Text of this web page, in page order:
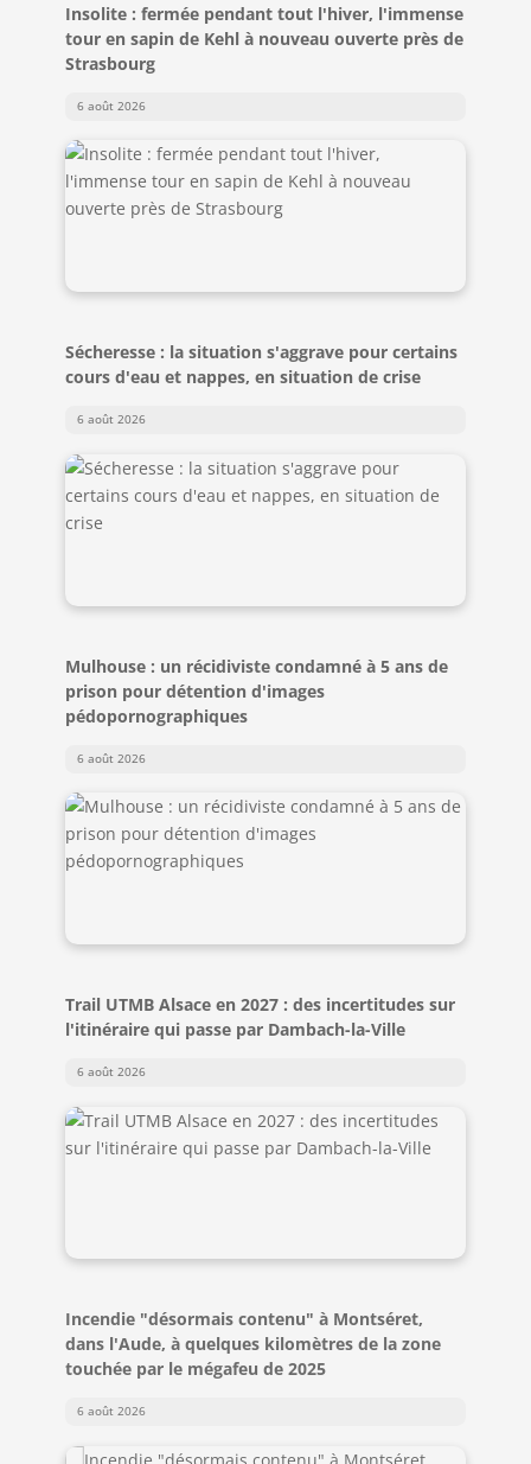
Insolite : fermée pendant tout l'hiver, l'immense
tour en sapin de Kehl à nouveau ouverte près de
Strasbourg
6 août 2026
Sécheresse : la situation s'aggrave pour certains
cours d'eau et nappes, en situation de crise
6 août 2026
Mulhouse : un récidiviste condamné à 5 ans de
prison pour détention d'images
pédopornographiques
6 août 2026
Trail UTMB Alsace en 2027 : des incertitudes sur
l'itinéraire qui passe par Dambach-la-Ville
6 août 2026
Incendie "désormais contenu" à Montséret,
dans l'Aude, à quelques kilomètres de la zone
touchée par le mégafeu de 2025
6 août 2026